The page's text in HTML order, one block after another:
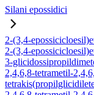
Silani epossidici
2-(3,4-
2-(3,4-
3-
2,4,6,8-tetrametil-